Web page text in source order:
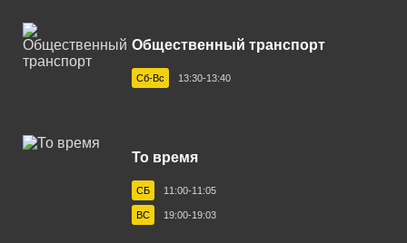
Горно-Алтайск 103.4 FM
Егорьевск 87.7 FM
Екатеринбург 94.2 FM
Зеленогорск 102.1 FM
Златоуст 91.0 FM
Иваново 103.0 FM
Общественный транспорт
Сб-Вс 13:30-13:40
То время
СБ 11:00-11:05
ВС 19:00-19:03